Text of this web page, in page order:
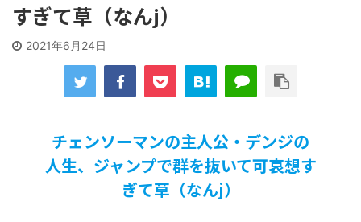
創作】 第２０話
【遊戯王】いつ見ても覚醒だけ地属性との関連が意味不明だ
【朗報】齋藤飛鳥、前屈みで完全に見えてる動画が拡散され
てしまう…
【画像】『プリズマ☆イリヤ』の新グッズ、流石に一線を越
すぎて草（なんj）
2021年6月24日
チェンソーマンの主人公・デンジの
人生、ジャンプで群を抜いて可哀想す
ぎて草（なんj）